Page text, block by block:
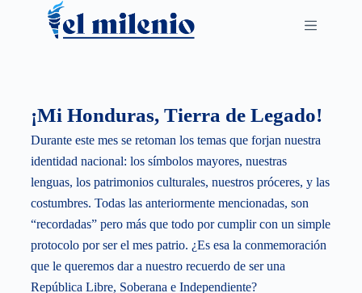
¡Mi Honduras, Tierra de Legado!
Durante este mes se retoman los temas que forjan nuestra
identidad nacional: los símbolos mayores, nuestras
lenguas, los patrimonios culturales, nuestros próceres, y las
costumbres. Todas las anteriormente mencionadas, son
“recordadas” pero más que todo por cumplir con un simple
protocolo por ser el mes patrio. ¿Es esa la conmemoración
que le queremos dar a nuestro recuerdo de ser una
República Libre, Soberana e Independiente?